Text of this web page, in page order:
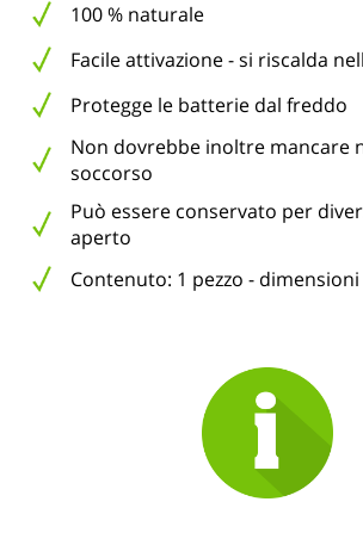
100 % naturale
Facile attivazione - si riscalda
Protegge le batterie dal freddo
Non dovrebbe inoltre mancare
soccorso
Può essere conservato per
aperto
Contenuto: 1 pezzo - dimensioni